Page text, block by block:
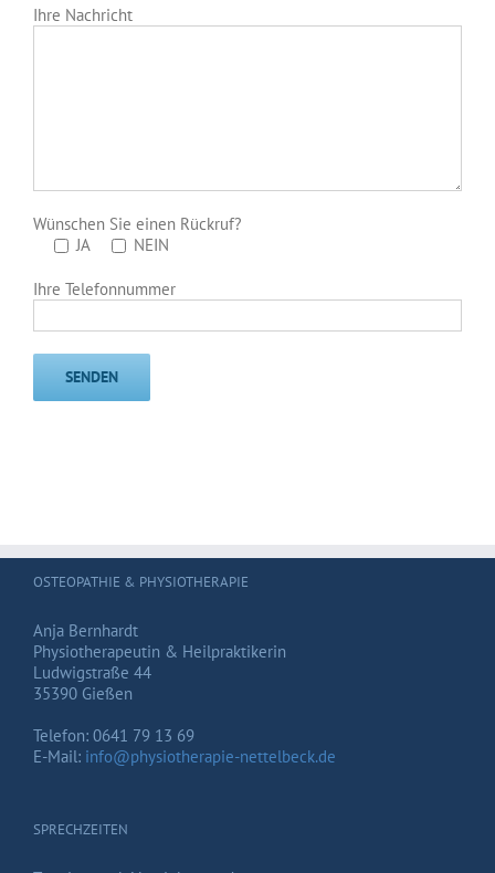
Ihre Nachricht
Wünschen Sie einen Rückruf?
JA
NEIN
Ihre Telefonnummer
OSTEOPATHIE & PHYSIOTHERAPIE
Anja Bernhardt
Physiotherapeutin & Heilpraktikerin
Ludwigstraße 44
35390 Gießen
Telefon: 0641 79 13 69
E-Mail: info@physiotherapie-nettelbeck.de
SPRECHZEITEN